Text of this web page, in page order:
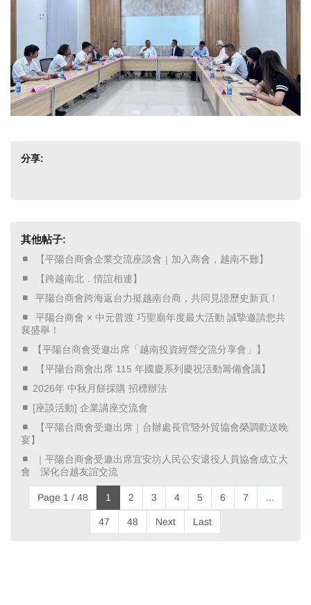
分享:
其他帖子:
​ 【平陽台商會企業交流座談會｜加入商會，越南不難】 ​
​ 【跨越南北．情誼相連】 ​
​ 平陽台商會跨海返台力挺越南台商，共同見證歷史新頁！ ​
​ 平陽台商會 × 中元普渡 巧聖廟年度最大活動 誠摯邀請您共
襄盛舉！ ​
【平陽台商會受邀出席「越南投資經營交流分享會」】
​ 【平陽台商會出席 115 年國慶系列慶祝活動籌備會議】 ​
2026年 中秋月餅採購 招標辦法
[座談活動] 企業講座交流會
​ 【平陽台商會受邀出席｜台辦處長官暨外貿協會榮調歡送晚
宴】 ​
​ ｜平陽台商會受邀出席宜安坊人民公安退役人員協會成立大
會 深化台越友誼交流 ​
Page 1 / 48 1 2 3 4 5 6 7 ...
47 48 Next Last